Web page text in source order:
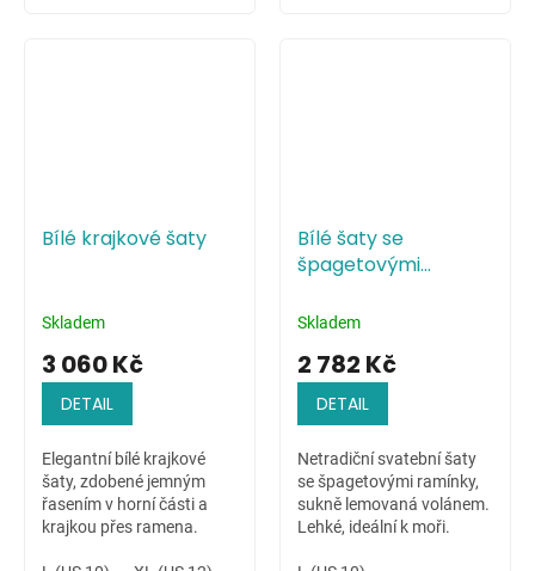
Bílé krajkové šaty
Skladem
3 060 Kč
DETAIL
Elegantní bílé krajkové
šaty, zdobené jemným
řasením v horní části a
krajkou přes ramena.
Bílé šaty se
špagetovými
Skladem
2 782 Kč
DETAIL
Netradiční svatební šaty
se špagetovými ramínky,
sukně lemovaná volánem.
Lehké, ideální k moři.